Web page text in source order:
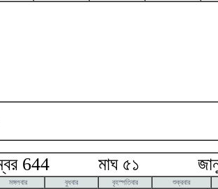
644 মাঘ ৫১
মঙ্গলবার বুধবার বৃহস্পতিবার
শুক্রবার